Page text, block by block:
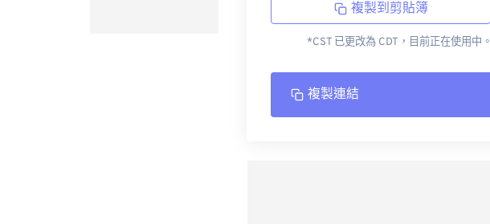
複製到剪貼簿
*CST 已更改為 CDT，目前正在使用中。
複製連結